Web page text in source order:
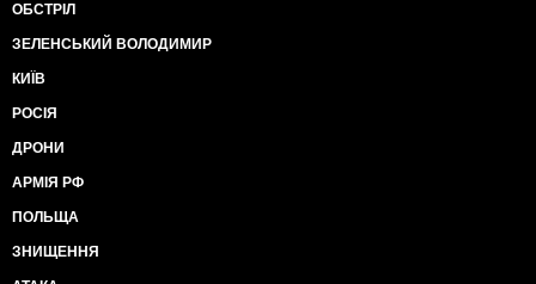
ОБСТРІЛ
ЗЕЛЕНСЬКИЙ ВОЛОДИМИР
КИЇВ
РОСІЯ
ДРОНИ
АРМІЯ РФ
ПОЛЬЩА
ЗНИЩЕННЯ